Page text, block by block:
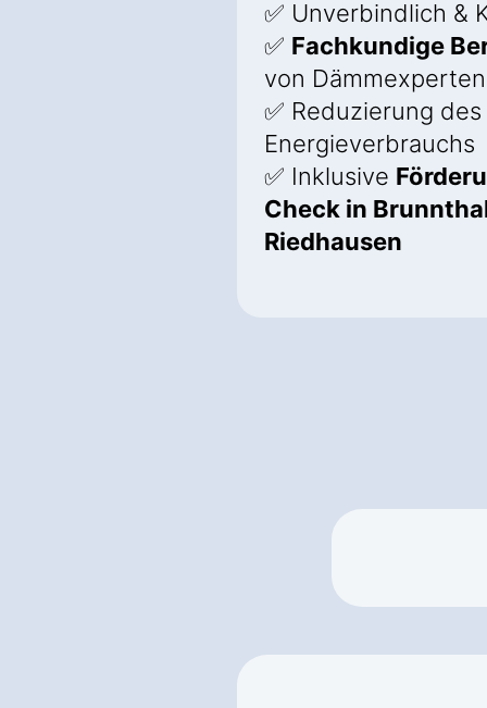
✅ Unverbindlich &
✅ Fachkundige
von Dämmexperten
✅ Reduzierung des
Energieverbrauchs
✅ Inklusive
Check in
Riedhausen